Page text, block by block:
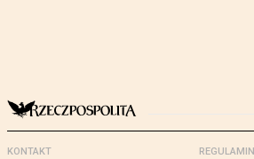
KONTAKT REGULAMIN